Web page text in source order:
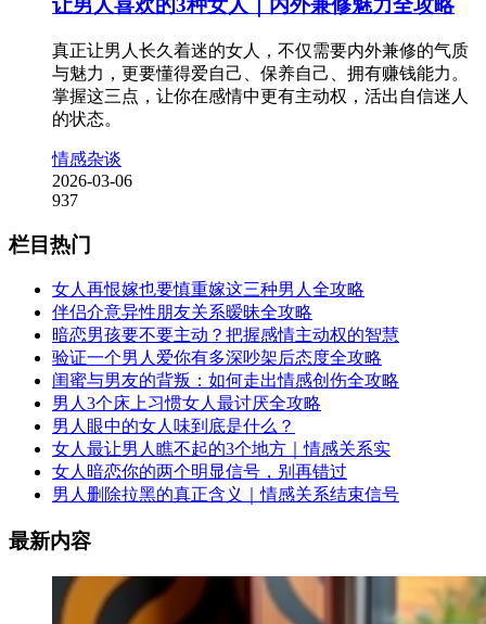
让男人喜欢的3种女人｜内外兼修魅力全攻略
真正让男人长久着迷的女人，不仅需要内外兼修的气质
与魅力，更要懂得爱自己、保养自己、拥有赚钱能力。
掌握这三点，让你在感情中更有主动权，活出自信迷人
的状态。
情感杂谈
2026-03-06
937
栏目热门
女人再恨嫁也要慎重嫁这三种男人全攻略
伴侣介意异性朋友关系暧昧全攻略
暗恋男孩要不要主动？把握感情主动权的智慧
验证一个男人爱你有多深吵架后态度全攻略
闺蜜与男友的背叛：如何走出情感创伤全攻略
男人3个床上习惯女人最讨厌全攻略
男人眼中的女人味到底是什么？
女人最让男人瞧不起的3个地方｜情感关系实
女人暗恋你的两个明显信号，别再错过
男人删除拉黑的真正含义｜情感关系结束信号
最新内容